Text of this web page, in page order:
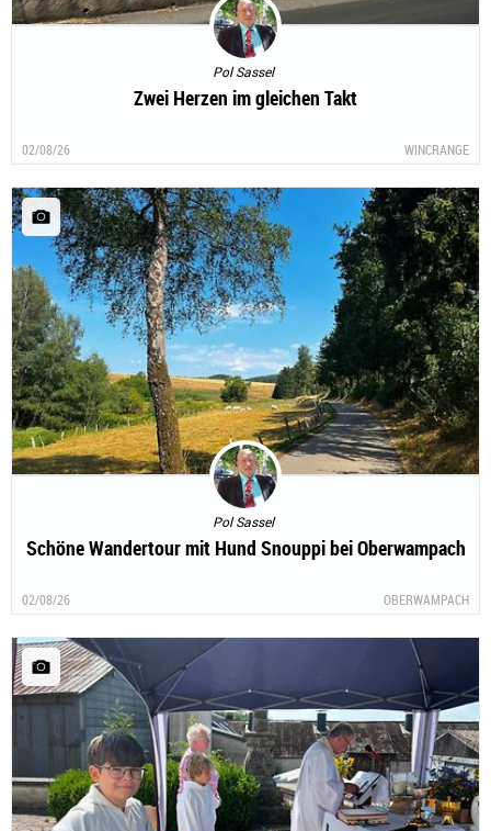
Pol Sassel
Zwei Herzen im gleichen Takt
02/08/26 WINCRANGE
Pol Sassel
Schöne Wandertour mit Hund Snouppi bei Oberwampach
02/08/26 OBERWAMPACH